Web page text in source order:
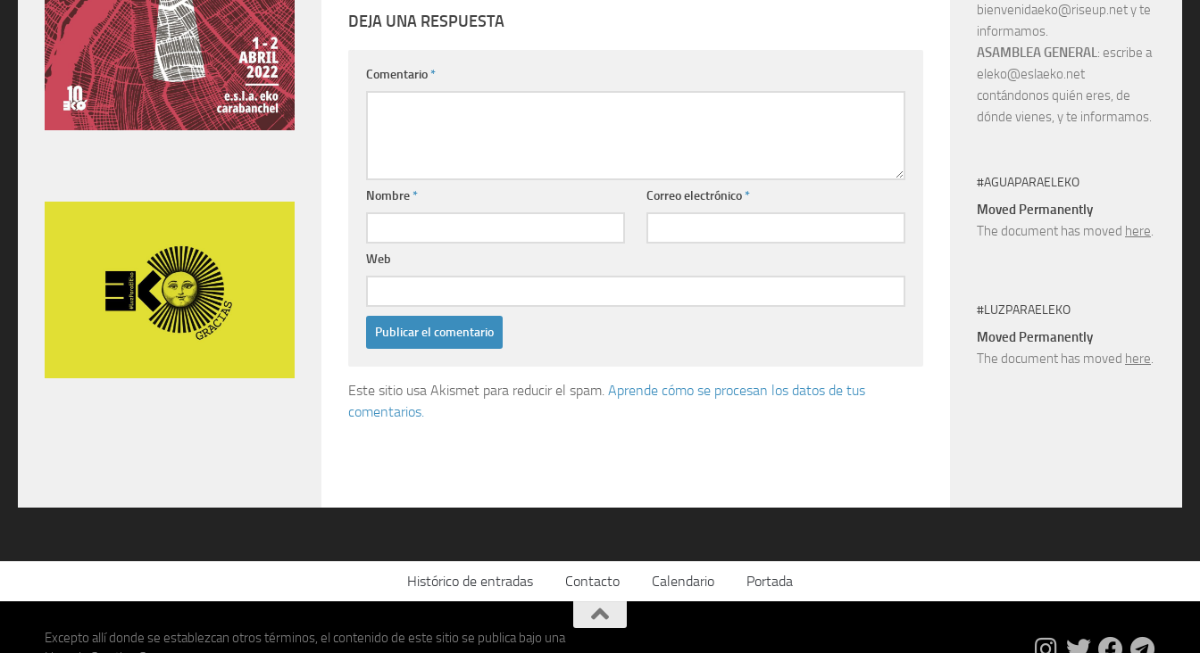
DEJA UNA RESPUESTA
Comentario*
Nombre* Correo electrónico*
Web
Este sitio usa Akismet para reducir el spam. Aprende cómo se procesan los datos de tus
comentarios.
bienvenidaeko@riseup.net y te
informamos.
ASAMBLEA GENERAL: escribe a
eleko@eslaeko.net
contándonos quién eres, de
dónde vienes, y te informamos.
#AGUAPARAELEKO
Moved Permanently
The document has moved here.
#LUZPARAELEKO
Moved Permanently
The document has moved here.
Histórico de entradas Contacto Calendario Portada
Excepto allí donde se establezcan otros términos, el contenido de este sitio se publica bajo una